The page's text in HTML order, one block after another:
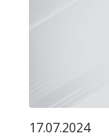
17.07.2024